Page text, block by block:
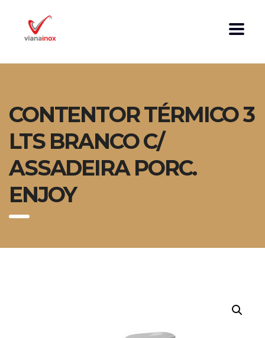
CONTENTOR TÉRMICO 3
LTS BRANCO C/
ASSADEIRA PORC.
ENJOY